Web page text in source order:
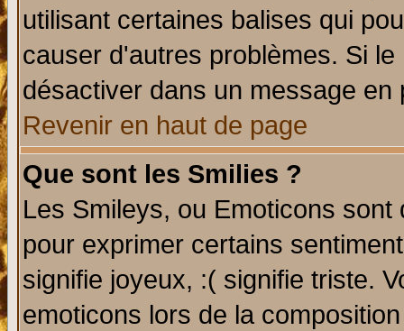
utilisant certaines balises qui
causer d'autres problèmes. Si
désactiver dans un message
Revenir en haut de page
Que sont les Smilies ?
Les Smileys, ou Emoticons
pour exprimer certains
signifie joyeux, :( signifie triste.
emoticons lors de la